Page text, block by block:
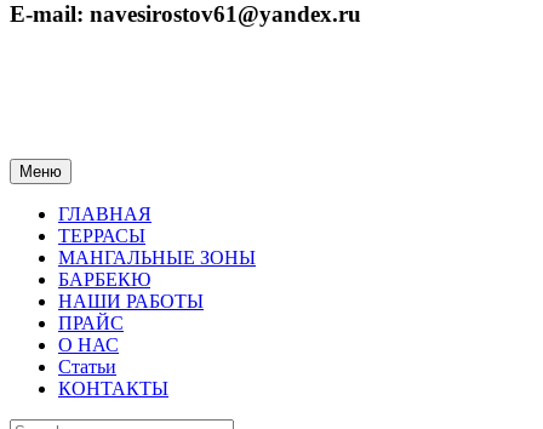
E-mail: navesirostov61@yandex.ru
Меню
ГЛАВНАЯ
ТЕРРАСЫ
МАНГАЛЬНЫЕ ЗОНЫ
БАРБЕКЮ
НАШИ РАБОТЫ
ПРАЙС
О НАС
Статьи
КОНТАКТЫ